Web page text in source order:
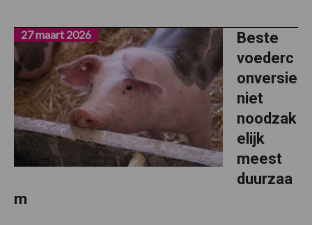
Beste
voederc
onversie
niet
noodzak
elijk
meest
duurzaa
m
27 maart 2026